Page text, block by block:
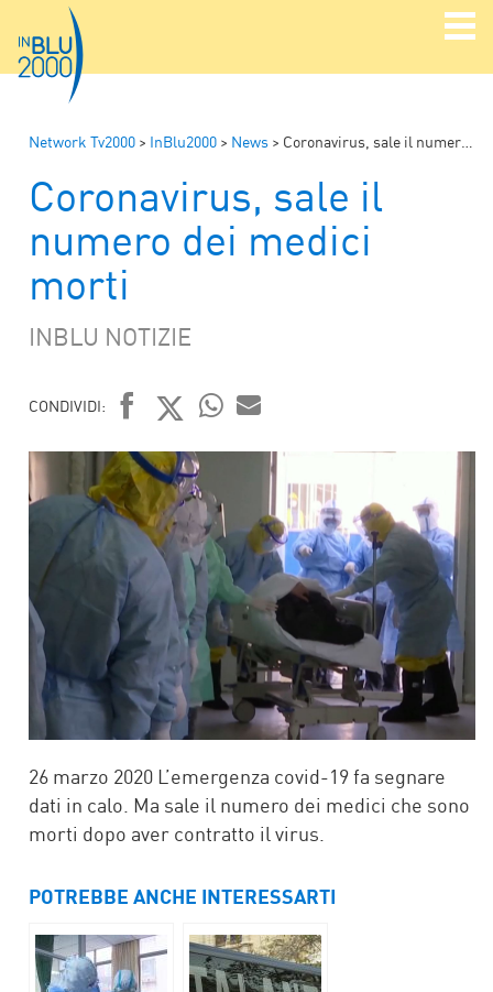
Network Tv2000 > InBlu2000 > News > Coronavirus, sale il numero dei medici morti
Coronavirus, sale il
numero dei medici
morti
INBLU NOTIZIE
CONDIVIDI:
FACEBOOK
TWITTER
WHATSAPP
MAIL
26 marzo 2020 L’emergenza covid-19 fa segnare
dati in calo. Ma sale il numero dei medici che sono
morti dopo aver contratto il virus.
POTREBBE ANCHE INTERESSARTI